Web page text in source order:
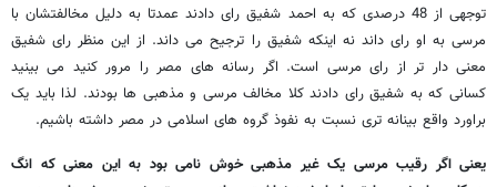
توجهی از 48 درصدی که به احمد شفیق رای دادند عمدتا به دلیل مخالفتشان با
مرسی به او رای داند نه اینکه شفیق را ترجیح می داند. از این منظر رای شفیق
معنی دار تر از رای مرسی است. اگر رسانه های مصر را مرور کنید می بینید
کسانی که به شفیق رای دادند کلا مخالف مرسی و مذهبی ها بودند. لذا باید یک
براورد واقع بینانه تری نسبت به نفوذ گروه های اسلامی در مصر داشته باشیم.
یعنی اگر رقیب مرسی یک غیر مذهبی خوش نامی بود به این معنی که انگ